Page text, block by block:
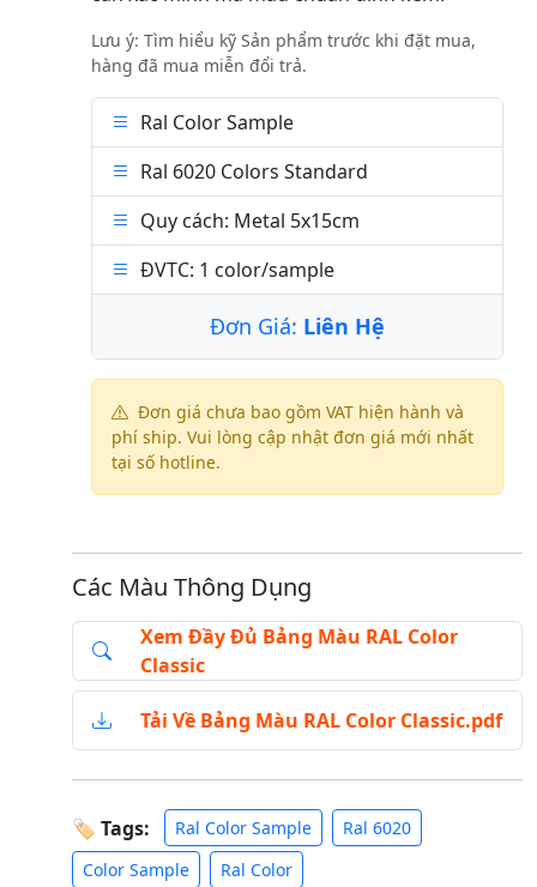
Lưu ý: Tìm hiểu kỹ Sản phẩm trước khi đặt mua,
hàng đã mua miễn đổi trả.
Ral Color Sample
Ral 6020 Colors Standard
Quy cách: Metal 5x15cm
ĐVTC: 1 color/sample
Đơn Giá: Liên Hệ
Đơn giá chưa bao gồm VAT hiện hành và
phí ship. Vui lòng cập nhật đơn giá mới nhất
tại số hotline.
Các Màu Thông Dụng
Xem Đầy Đủ Bảng Màu RAL Color
Classic
Tải Về Bảng Màu RAL Color Classic.pdf
🏷 Tags: Ral Color Sample
Ral 6020
Color Sample
Ral Color